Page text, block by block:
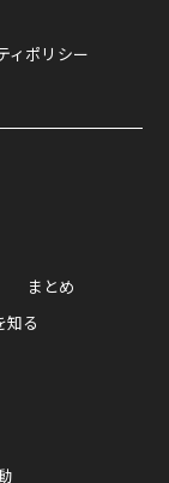
ィポリシー
まとめ
知る